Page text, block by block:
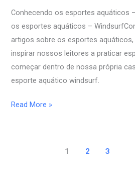
Conhecendo os esportes aquáticos
os esportes aquáticos –
artigos sobre os esportes
inspirar nossos leitores a praticar
começar dentro de nossa própria
esporte aquático windsurf.
Windsurf
Read More »
1 2 3